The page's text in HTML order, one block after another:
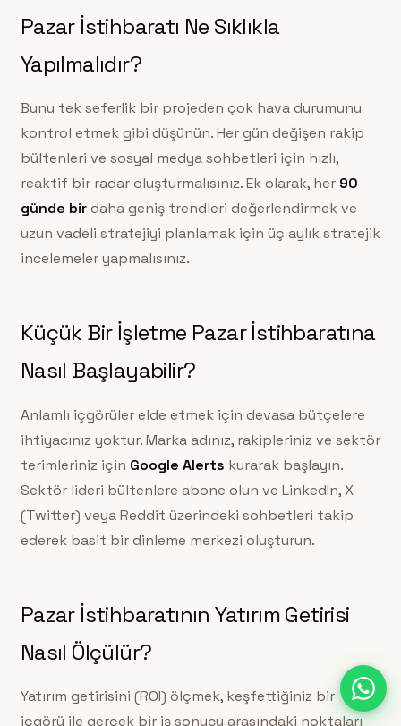
Pazar İstihbaratı Ne Sıklıkla
Yapılmalıdır?
Bunu tek seferlik bir projeden çok hava durumunu
kontrol etmek gibi düşünün. Her gün değişen rakip
bültenleri ve sosyal medya sohbetleri için hızlı,
reaktif bir radar oluşturmalısınız. Ek olarak, her 90
günde birdaha geniş trendleri değerlendirmek ve
uzun vadeli stratejiyi planlamak için üç aylık stratejik
incelemeler yapmalısınız.
Küçük Bir İşletme Pazar İstihbaratına
Nasıl Başlayabilir?
Anlamlı içgörüler elde etmek için devasa bütçelere
ihtiyacınız yoktur. Marka adınız, rakipleriniz ve sektör
terimleriniz için Google Alerts kurarak başlayın.
Sektör lideri bültenlere abone olun ve LinkedIn, X
(Twitter) veya Reddit üzerindeki sohbetleri takip
ederek basit bir dinleme merkezi oluşturun.
Pazar İstihbaratının Yatırım Getirisi
Nasıl Ölçülür?
Yatırım getirisini (ROI) ölçmek, keşfettiğiniz bir
içgörü ile gerçek bir iş sonucu arasındaki noktaları